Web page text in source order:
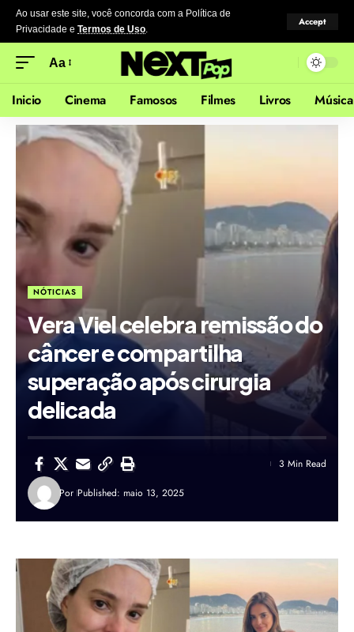
Ao usar este site, você concorda com a Política de
Privacidade e Termos de Uso.
Accept
Aa
Inicio Cinema Famosos Filmes Livros Música
NÓTICIAS
Vera Viel celebra remissão do
câncer e compartilha
superação após cirurgia
delicada
Por Published: maio 13, 2025
3 Min Read